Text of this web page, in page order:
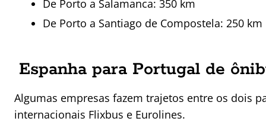
De Porto a Salamanca: 350 km
De Porto a Santiago de Compostela: 250 km
Espanha para Portugal de
Algumas empresas fazem trajetos entre os dois
internacionais Flixbus e Eurolines.